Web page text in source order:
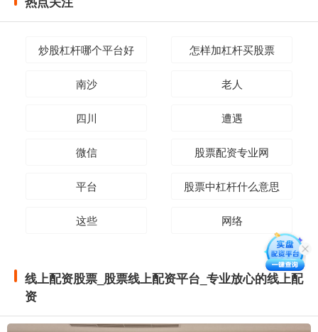
炒股杠杆哪个平台好 怎样加杠杆买股票
南沙 老人
四川 遭遇
微信 股票配资专业网
平台 股票中杠杆什么意思
这些 网络
线上配资股票_股票线上配资平台_专业放心的线上配
资